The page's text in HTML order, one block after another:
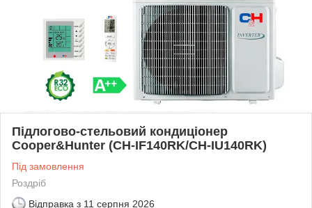
Підлогово-стельовий кондиціонер
Cooper&Hunter (CH-IF140RK/CH-IU140RK)
Під замовлення
Роздріб
Відправка з 11 серпня 2026